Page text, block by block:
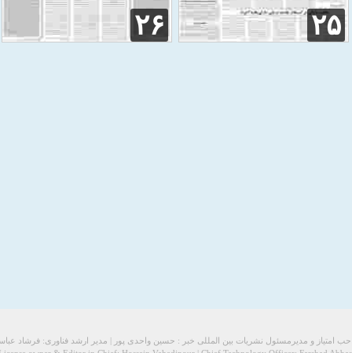
۲۵ ۲۶
امتیاز و مدیرمسئول نشریات بین المللی خبر : حسین واحدی پور | مدیر ارشد فناوری: فرشاد